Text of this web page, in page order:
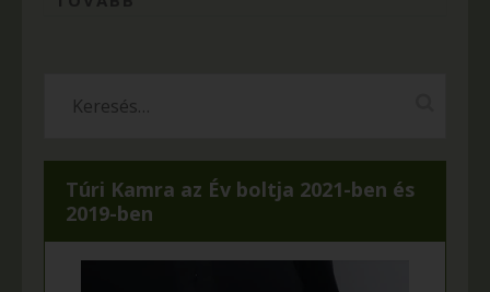
Túri Kamra az Év boltja 2021-ben és
2019-ben